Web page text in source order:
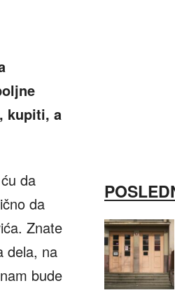
kupiti, a
da
da
Znate
dela, na
bude